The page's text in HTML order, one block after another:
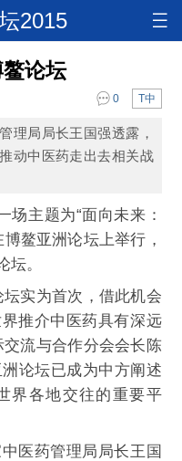
2015
论坛
T中
0
理局局长王国强透露，
动中医药走出去相关战
主题为“面向未来：
鳌亚洲论坛上举行，
坛。
实为首次，借此机会
推介中医药具有深远
流与合作分会会长陈
论坛已成为中方阐述
界各地交往的重要平
医药管理局局长王国